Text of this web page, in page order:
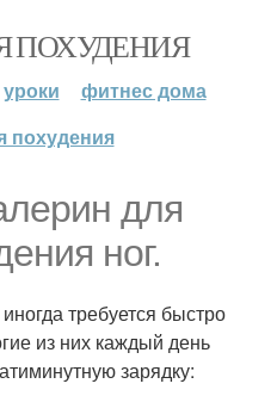
ПОХУДЕНИЯ
уроки
фитнес дома
похудения
для
ног.
требуется быстро
из них каждый день
зарядку: